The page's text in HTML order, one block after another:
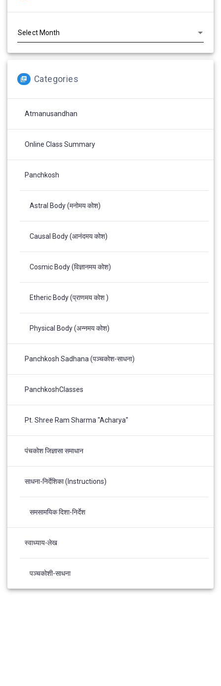
Categories
Atmanusandhan
Online Class Summary
Panchkosh
Astral Body (मनोमय कोश)
Causal Body (आनंदमय कोश)
Cosmic Body (विज्ञानमय कोश)
Etheric Body (प्राणमय कोश )
Physical Body (अन्नमय कोश)
Panchkosh Sadhana (पञ्चकोश-साधना)
PanchkoshClasses
Pt. Shree Ram Sharma "Acharya"
पंचकोश जिज्ञासा समाधान
साधना-निर्देशिका (Instructions)
समसामयिक दिशा-निर्देश
स्वाध्याय-लेख
पञ्चकोशी-साधना